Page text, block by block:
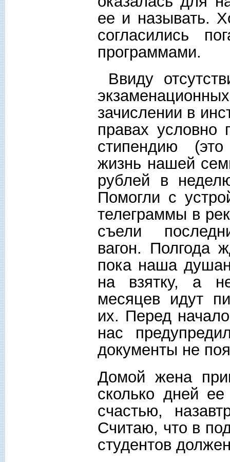
ее и называть.
согласились
программами.
Ввиду
зачислении в
правах
стипендию (это
жизнь нашей
рублей в
Помогли с
телеграммы в
съели
вагон. Полгода
пока наша
на взятку, а
месяцев идут
их. Перед
нас
документы не
Домой жена
сколько дней
счастью,
Считаю, что в
студентов